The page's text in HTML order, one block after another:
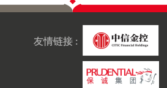
友情链接 :